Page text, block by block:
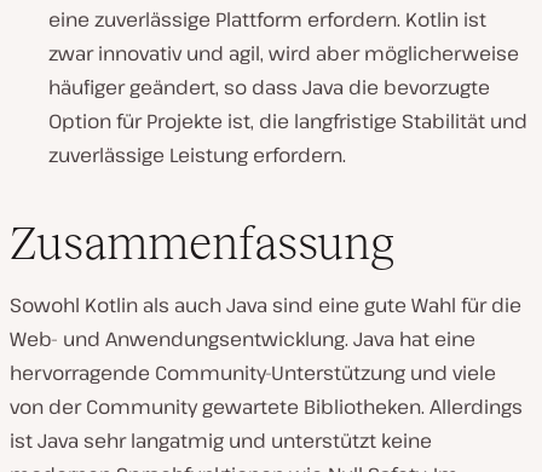
eine zuverlässige Plattform erfordern. Kotlin ist
zwar innovativ und agil, wird aber möglicherweise
häufiger geändert, so dass Java die bevorzugte
Option für Projekte ist, die langfristige Stabilität und
zuverlässige Leistung erfordern.
Zusammenfassung
Sowohl Kotlin als auch Java sind eine gute Wahl für die
Web- und Anwendungsentwicklung. Java hat eine
hervorragende Community-Unterstützung und viele
von der Community gewartete Bibliotheken. Allerdings
ist Java sehr langatmig und unterstützt keine